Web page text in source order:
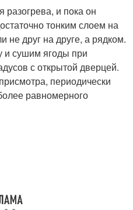
и пока он
тонким слоем на
не друг на друге, а рядком.
и сушим ягоды при
с открытой дверцей.
периодически
равномерного